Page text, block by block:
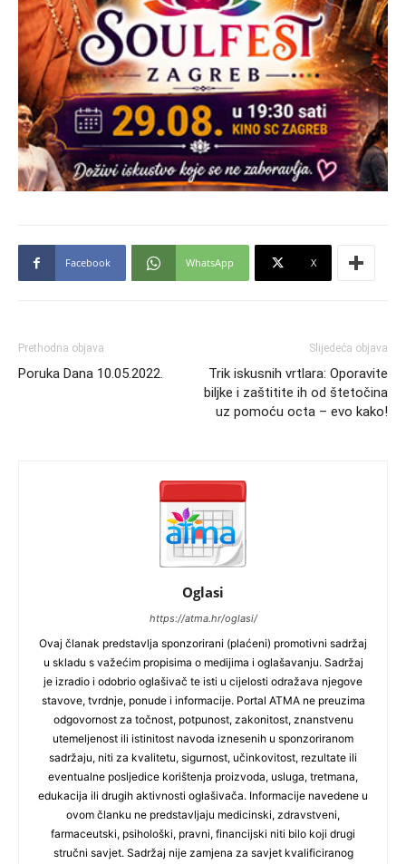
Facebook WhatsApp X
Prethodna objava
Poruka Dana 10.05.2022.
Slijedeća objava
Trik iskusnih vrtlara: Oporavite
biljke i zaštitite ih od štetočina
uz pomoću octa – evo kako!
Oglasi
https://atma.hr/oglasi/
Ovaj članak predstavlja sponzorirani (plaćeni) promotivni sadržaj
u skladu s važećim propisima o medijima i oglašavanju. Sadržaj
je izradio i odobrio oglašivač te isti u cijelosti odražava njegove
stavove, tvrdnje, ponude i informacije. Portal ATMA ne preuzima
odgovornost za točnost, potpunost, zakonitost, znanstvenu
utemeljenost ili istinitost navoda iznesenih u sponzoriranom
sadržaju, niti za kvalitetu, sigurnost, učinkovitost, rezultate ili
eventualne posljedice korištenja proizvoda, usluga, tretmana,
edukacija ili drugih aktivnosti oglašivača. Informacije navedene u
ovom članku ne predstavljaju medicinski, zdravstveni,
farmaceutski, psihološki, pravni, financijski niti bilo koji drugi
stručni savjet. Sadržaj nije zamjena za savjet kvalificiranog